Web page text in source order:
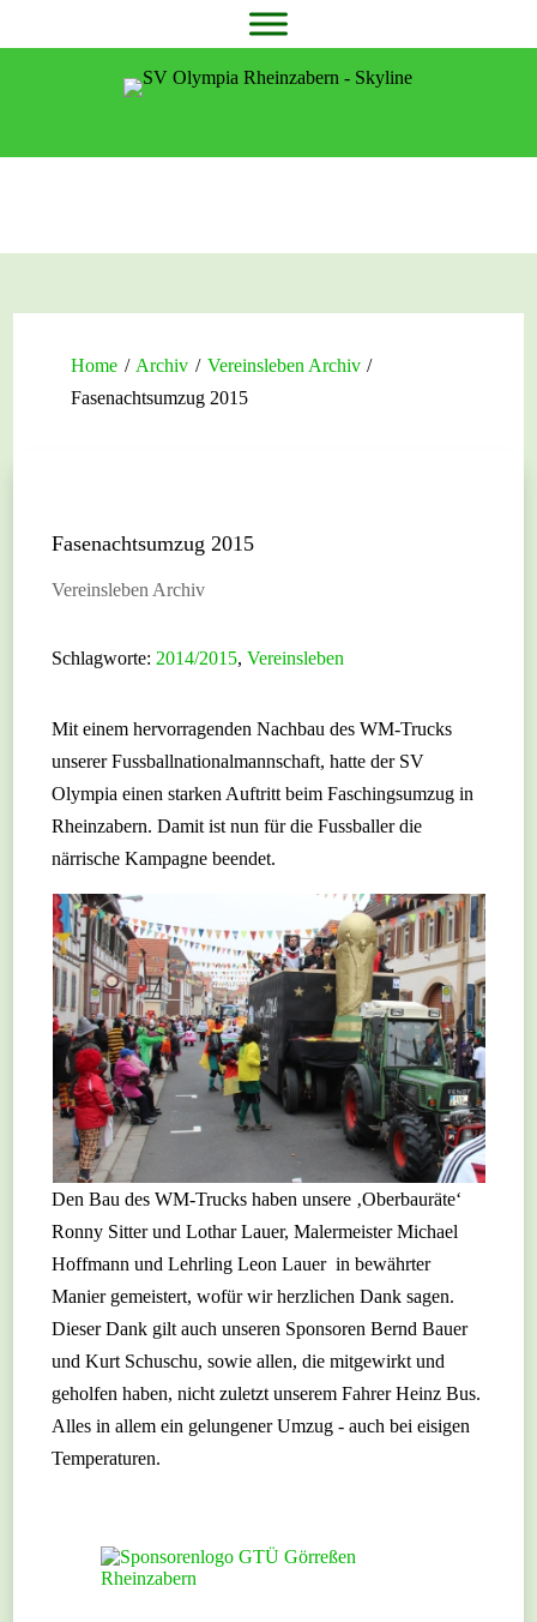
Home / Archiv / Vereinsleben Archiv /
Fasenachtsumzug 2015
Fasenachtsumzug 2015
Vereinsleben Archiv
Schlagworte: 2014/2015,Vereinsleben
Mit einem hervorragenden Nachbau des WM-Trucks
unserer Fussballnationalmannschaft, hatte der SV
Olympia einen starken Auftritt beim Faschingsumzug in
Rheinzabern. Damit ist nun für die Fussballer die
närrische Kampagne beendet.
Den Bau des WM-Trucks haben unsere ‚Oberbauräte‘
Ronny Sitter und Lothar Lauer, Malermeister Michael
Hoffmann und Lehrling Leon Lauer in bewährter
Manier gemeistert, wofür wir herzlichen Dank sagen.
Dieser Dank gilt auch unseren Sponsoren Bernd Bauer
und Kurt Schuschu, sowie allen, die mitgewirkt und
geholfen haben, nicht zuletzt unserem Fahrer Heinz Bus.
Alles in allem ein gelungener Umzug - auch bei eisigen
Temperaturen.